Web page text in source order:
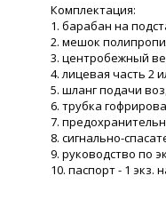
Комплектация:
1. барабан на
2. мешок
3. центробежный
4. лицевая часть 2
5. шланг подачи
6. трубка
7.
8. сигнально-
9. руководство по
10. паспорт - 1 экз.